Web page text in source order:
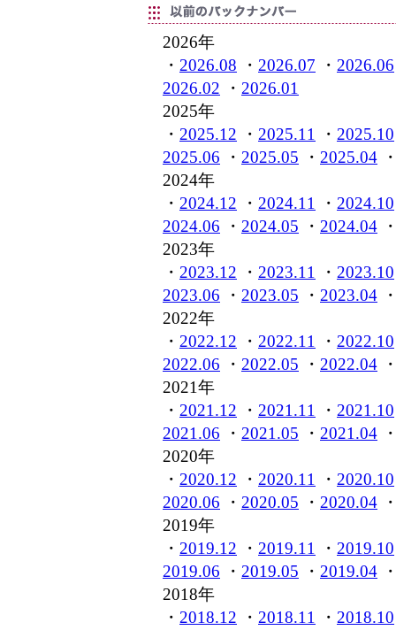
2026年
・ 2026.08 ・ 2026.07 ・ 2026.06
2026.02 ・ 2026.01
2025年
・ 2025.12 ・ 2025.11 ・ 2025.10
2025.06 ・ 2025.05 ・ 2025.04
2024年
・ 2024.12 ・ 2024.11 ・ 2024.10
2024.06 ・ 2024.05 ・ 2024.04
2023年
・ 2023.12 ・ 2023.11 ・ 2023.10
2023.06 ・ 2023.05 ・ 2023.04
2022年
・ 2022.12 ・ 2022.11 ・ 2022.10
2022.06 ・ 2022.05 ・ 2022.04
2021年
・ 2021.12 ・ 2021.11 ・ 2021.10
2021.06 ・ 2021.05 ・ 2021.04
2020年
・ 2020.12 ・ 2020.11 ・ 2020.10
2020.06 ・ 2020.05 ・ 2020.04
2019年
・ 2019.12 ・ 2019.11 ・ 2019.10
2019.06 ・ 2019.05 ・ 2019.04
2018年
・ 2018.12 ・ 2018.11 ・ 2018.10